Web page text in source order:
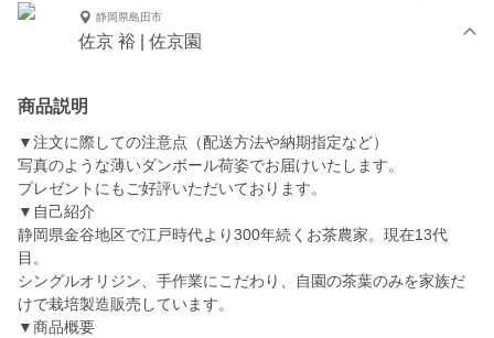
静岡県島田市
佐京 裕 | 佐京園
商品説明
▼注文に際しての注意点（配送方法や納期指定など）
写真のような薄いダンボール荷姿でお届けいたします。
プレゼントにもご好評いただいております。
▼自己紹介
静岡県金谷地区で江戸時代より300年続くお茶農家。現在13代
目。
シングルオリジン、手作業にこだわり、自園の茶葉のみを家族だ
けで栽培製造販売しています。
▼商品概要